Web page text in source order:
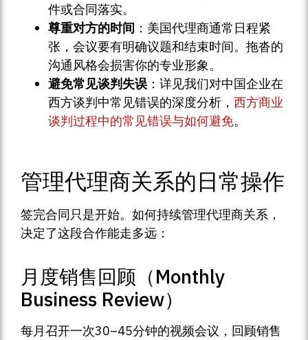
件或合同落实。
尊重对方的时间 ：美国代理商通常日程紧
张，会议要有明确议题和结束时间。拖沓的
沟通风格会损害你的专业形象。
避免常见谈判失误 ：详见我们对中国企业在
西方谈判中常见错误的深度分析， 西方商业
谈判过程中的常见错误与如何避免。
管理代理商关系的日常操作
签完合同只是开始。如何持续管理代理商关系，
决定了这段合作能走多远：
月度销售回顾（Monthly
Business Review）
每月召开一次30–45分钟的视频会议，回顾销售